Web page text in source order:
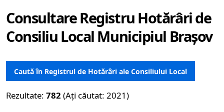
Consultare Registru Hotărâri de
Consiliu Local Municipiul Brașov
Caută în Registrul de Hotărâri ale Consiliului Local
Rezultate: 782 (Ați căutat: 2021)